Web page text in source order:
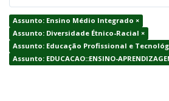
Assunto: Ensino Médio Integrado ×
Assunto: Diversidade Étnico-Racial ×
Assunto: Educação Profissional e
Assunto: EDUCACAO::ENSINO-